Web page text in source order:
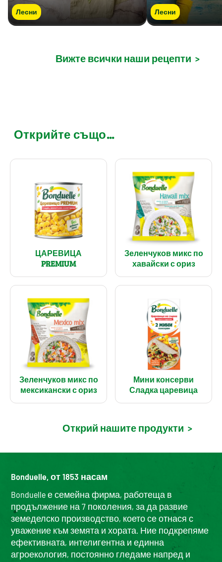
Лесни Лесни
Вижте всички наши рецепти >
Открийте също...
ЦАРЕВИЦА
PREMIUM
Зеленчуков микс по
хавайски с ориз
Зеленчуков микс по
мексикански с ориз
Мини консерви
Сладка царевица
Открий нашите продукти >
Bonduelle, от 1853 насам
Bonduelle е семейна фирма, работеща в
продължение на 7 поколения, за да развие
земеделско производство, което се отнася с
уважение към земята и хората. Ние подкрепяме
ефективната, интелигентна и единна
агроекология, постоянно гледаме напред и